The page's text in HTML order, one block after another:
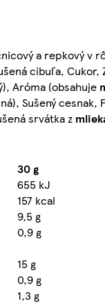
a repkový v
cibuľa, Cukor,
Aróma (obsahuje
Sušený cesnak,
srvátka z
30 g
655 kJ
157 kcal
9,5 g
0,9 g
15 g
0,9 g
1,3 g